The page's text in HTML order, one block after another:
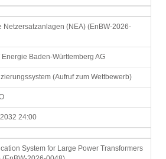
Netzersatzanlagen (NEA) (EnBW-2026-
Energie Baden-Württemberg AG
(Aufruf zum Wettbewerb)
24:00
System for Large Power Transformers